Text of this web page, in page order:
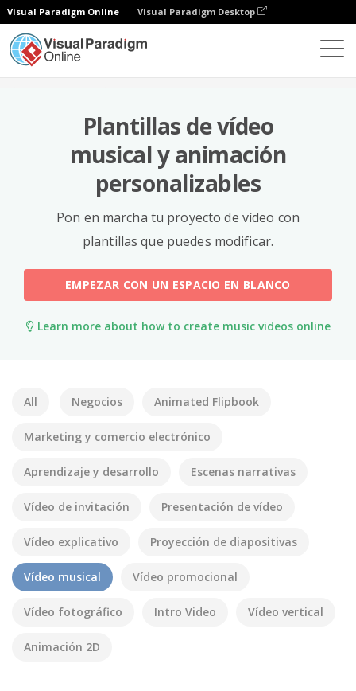
Visual Paradigm Online Visual Paradigm Desktop
Plantillas de vídeo
musical y animación
personalizables
Pon en marcha tu proyecto de vídeo con
plantillas que puedes modificar.
EMPEZAR CON UN ESPACIO EN BLANCO
Learn more about how to create music videos online
All Negocios Animated Flipbook
Marketing y comercio electrónico
Aprendizaje y desarrollo Escenas narrativas
Vídeo de invitación Presentación de vídeo
Vídeo explicativo Proyección de diapositivas
Vídeo musical Vídeo promocional
Vídeo fotográfico Intro Video Vídeo vertical
Animación 2D